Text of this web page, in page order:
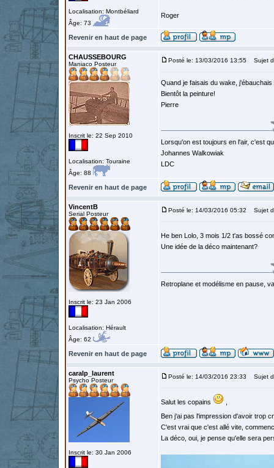
Localisation: Montbéliard
Âge: 73
Roger
Revenir en haut de page
CHAUSSEBOURG
Maniaco Posteur
Inscrit le: 22 Sep 2010
Localisation: Touraine
Âge: 88
Posté le: 13/03/2016 13:55 Sujet
Quand je faisais du wake,
Bientôt la peinture!
Pierre
Lorsqu'on est toujours en l'air, c'est
Johannes Walkowiak
LDC
Revenir en haut de page
VincentB
Serial Posteur
Inscrit le: 23 Jan 2006
Localisation: Hérault
Âge: 62
Posté le: 14/03/2016 05:32 Sujet
He ben Lolo, 3 mois 1/2 t'as bossé
Une idée de la déco maintenant?
Retroplane et modélisme en pause,
Revenir en haut de page
caralp_laurent
Psycho Posteur
Inscrit le: 30 Jan 2006
Posté le: 14/03/2016 23:33 Sujet
Salut les copains
Ben j'ai pas l'impression d'avoir trop
C'est vrai que c'est allé vite,
La déco, oui, je pense qu'elle sera